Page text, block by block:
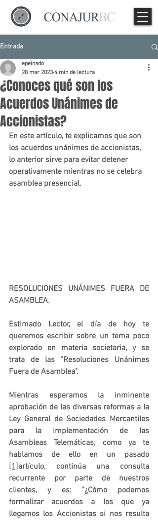
Entrada
¿Conoces qué son los
Acuerdos Unánimes de
Accionistas?
epeinado
28 mar 2023 4 min de lectura
En este artículo, te explicamos que son
los acuerdos unánimes de accionistas,
lo anterior sirve para evitar detener
operativamente mientras no se celebra
asamblea presencial.
RESOLUCIONES UNÁNIMES FUERA DE
ASAMBLEA.
Estimado Lector, el día de hoy te
queremos escribir sobre un tema poco
explorado en materia societaria, y se
trata de las "Resoluciones Unánimes
Fuera de Asamblea".
Mientras esperamos la inminente
aprobación de las diversas reformas a la
Ley General de Sociedades Mercantiles
para la implementación de las
Asambleas Telemáticas, como ya te
[1]artículo, continúa una consulta
recurrente por parte de nuestros
clientes, y es: "¿Cómo podemos
formalizar acuerdos a los que ya
llegamos los Accionistas si nos resulta